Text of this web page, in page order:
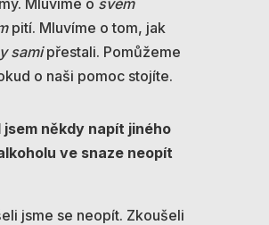
Mluvíme o svém
pití. Mluvíme o tom, jak
samipřestali. Pomůžeme
o naši pomoc stojíte.
jsem někdy napít jiného
ve snaze neopít
jsme se neopít. Zkoušeli